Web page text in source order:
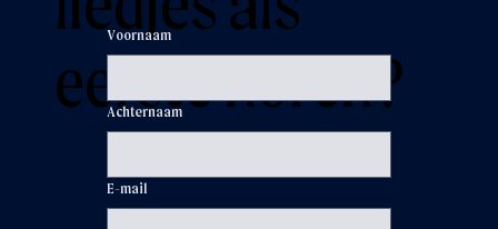
eerste horen?
Voornaam
Achternaam
E-mail